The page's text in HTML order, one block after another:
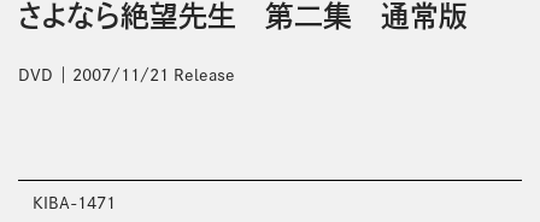
さよなら絶望先生 第二集 通常版
DVD 2007/11/21 Release
KIBA-1471